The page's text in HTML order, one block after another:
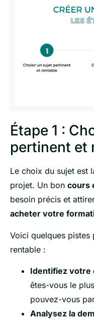
Étape 1 :
pertinent et
Le choix du sujet est
projet. Un bon cours
besoin précis et
acheter votre
Voici quelques pistes
rentable :
Identifiez votre
êtes-vous le
pouvez-vous
Analysez la